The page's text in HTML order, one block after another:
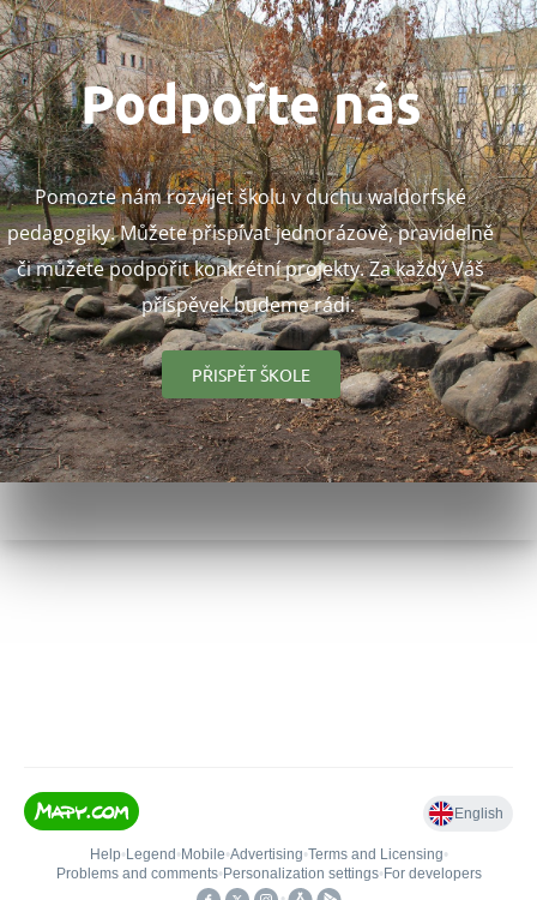
Podpořte nás
Pomozte nám rozvíjet školu v duchu waldorfské
pedagogiky. Můžete přispívat jednorázově, pravidelně
či můžete podpořit konkrétní projekty. Za každý Váš
příspěvek budeme rádi.
PŘISPĚT ŠKOLE